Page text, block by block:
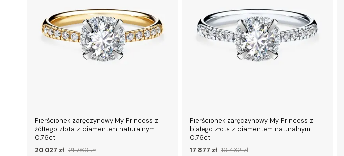
Pierścionek zaręczynowy My Princess z
żółtego złota z diamentem naturalnym
0,76ct
20 027 zł 21 769 zł
Pierścionek zaręczynowy My Princess z
białego złota z diamentem naturalnym
0,76ct
17 877 zł 19 432 zł